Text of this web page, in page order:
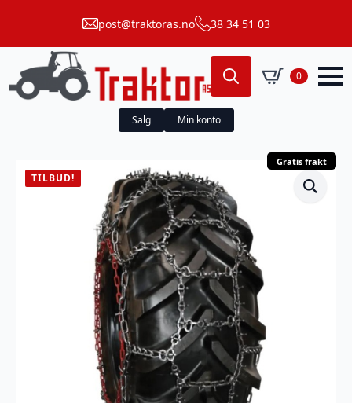
post@traktoras.no 38 34 51 03
Search
for:
0
Salg Min konto
TILBUD!
Gratis frakt